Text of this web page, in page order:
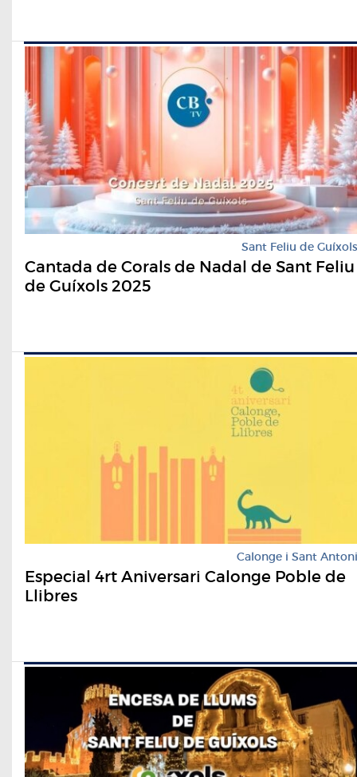
Sant Feliu de Guíxols
Cantada de Corals de Nadal de Sant Feliu
de Guíxols 2025
Calonge i Sant Antoni
Especial 4rt Aniversari Calonge Poble de
Llibres